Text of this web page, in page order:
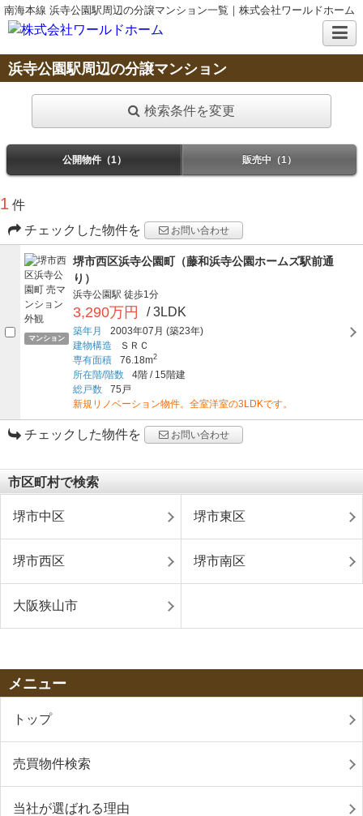
南海本線 浜寺公園駅周辺の分譲マンション一覧｜株式会社ワールドホーム
浜寺公園駅周辺の分譲マンション
検索条件を変更
公開物件（1） 販売中（1）
1 件
チェックした物件を
お問い合わせ
マンション
堺市西区浜寺公園町（藤和浜寺公園ホームズ駅前通
り）
浜寺公園駅 徒歩1分
3,290万円 / 3LDK
築年月 2003年07月 (築23年)
建物構造
ＳＲＣ
専有面積
76.18m2
所在階/階数 4階 /15階建
総戸数
75戸
新規リノベーション物件。全室洋室の3LDKです。
チェックした物件を お問い合わせ
市区町村で検索
堺市中区 堺市東区
堺市西区 堺市南区
大阪狭山市
メニュー
トップ
売買物件検索
当社が選ばれる理由